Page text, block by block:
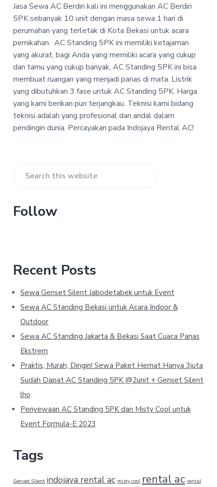
-
I
n
d
o
j
a
y
a
R
e
n
t
a
l
A
Jasa Sewa AC Berdiri kali ini menggunakan AC Berdiri
5PK sebanyak 10 unit dengan masa sewa 1 hari di
perumahan yang terletak di Kota Bekasi untuk acara
pernikahan. AC Standing 5PK ini memiliki ketajaman
yang akurat, bagi Anda yang memiliki acara yang cukup
dan tamu yang cukup banyak, AC Standing 5PK ini bisa
membuat ruangan yang menjadi panas di mata. Listrik
yang dibutuhkan 3 fase untuk AC Standing 5PK. Harga
yang kami berikan pun terjangkau. Teknisi kami bidang
teknisi adalah yang profesional dan andal dalam
pendingin dunia. Percayakan pada Indojaya Rental AC!
Primary
Search
website
Follow
Recent Posts
Sewa Genset Silent Jabodetabek untuk Event
Sewa AC Standing Bekasi untuk Acara Indoor &
Outdoor
Sewa AC Standing Jakarta & Bekasi Saat Cuaca Panas
Ekstrem
Praktis, Murah, Dingin! Sewa Paket Hemat Hanya 3juta
Sudah Dapat AC Standing 5PK @2unit + Genset Silent
lho
Penyewaan AC Standing 5PK dan Misty Cool untuk
Event Formula-E 2023
Tags
Genset Silent indojaya rental ac misty cool rental ac rental